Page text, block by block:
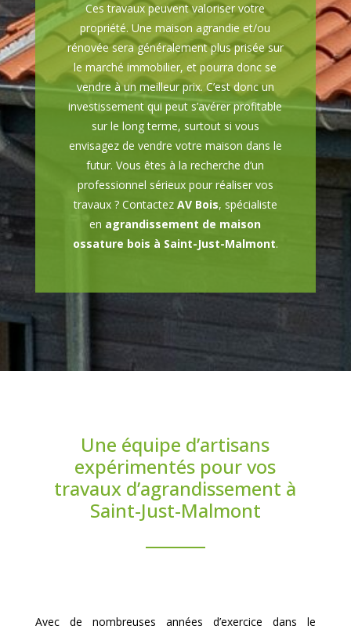
Ces travaux peuvent valoriser votre
propriété. Une maison agrandie et/ou
rénovée sera généralement plus prisée sur
le marché immobilier, et pourra donc se
vendre à un meilleur prix. C’est donc un
investissement qui peut s’avérer profitable
sur le long terme, surtout si vous
envisagez de vendre votre maison dans le
futur. Vous êtes à la recherche d’un
professionnel sérieux pour réaliser vos
travaux ? Contactez AV Bois, spécialiste
en agrandissement de maison
ossature bois à Saint-Just-Malmont.
Une équipe d’artisans
expérimentés pour vos
travaux d’agrandissement à
Saint-Just-Malmont
Avec de nombreuses années d’exercice dans le